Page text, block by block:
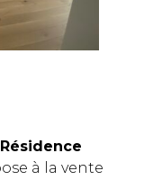
Résidence
à la vente